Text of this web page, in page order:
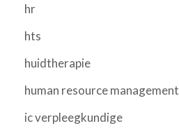
hr
hts
huidtherapie
human resource management
ic verpleegkundige